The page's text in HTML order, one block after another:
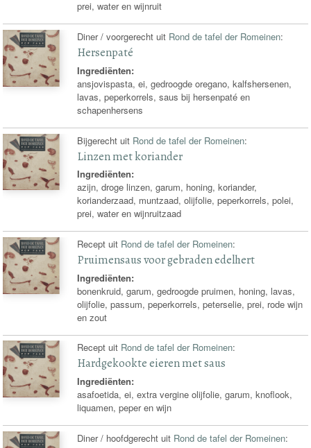
prei, water en wijnruit
Diner / voorgerecht uit Rond de tafel der Romeinen:
Hersenpaté
Ingrediënten:
ansjovispasta, ei, gedroogde oregano, kalfshersenen,
lavas, peperkorrels, saus bij hersenpaté en
schapenhersens
Bijgerecht uit Rond de tafel der Romeinen:
Linzen met koriander
Ingrediënten:
azijn, droge linzen, garum, honing, koriander,
korianderzaad, muntzaad, olijfolie, peperkorrels, polei,
prei, water en wijnruitzaad
Recept uit Rond de tafel der Romeinen:
Pruimensaus voor gebraden edelhert
Ingrediënten:
bonenkruid, garum, gedroogde pruimen, honing, lavas,
olijfolie, passum, peperkorrels, peterselie, prei, rode wijn
en zout
Recept uit Rond de tafel der Romeinen:
Hardgekookte eieren met saus
Ingrediënten:
asafoetida, ei, extra vergine olijfolie, garum, knoflook,
liquamen, peper en wijn
Diner / hoofdgerecht uit Rond de tafel der Romeinen: